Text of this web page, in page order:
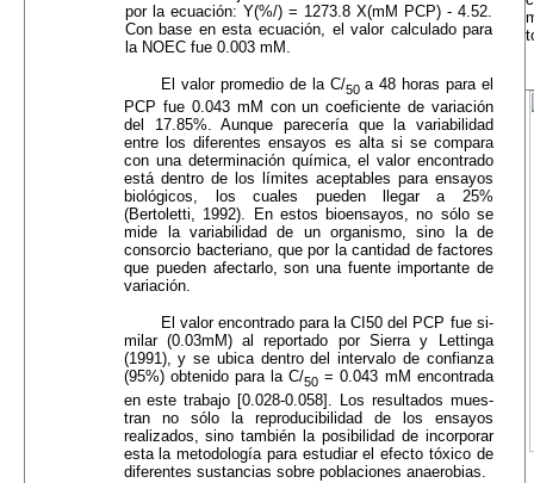
por la ecuación: Y(%/) = 1273.8 X(mM PCP) - 4.52.
Con base en esta ecuación, el valor calculado para
la NOEC fue 0.003 mM.
El valor promedio de la C/50a 48 horas para el
PCP fue 0.043 mM con un coeficiente de varia­ción
del 17.85%. Aunque parecería que la variabi­lidad
entre los diferentes ensayos es alta si se compara
con una determinación química, el valor encontrado
está dentro de los límites aceptables para ensayos
biológicos, los cuales pueden llegar a 25%
(Bertoletti, 1992). En estos bioensayos, no sólo se
mide la variabilidad de un organismo, sino la de
consorcio bacteriano, que por la cantidad de factores
que pueden afectarlo, son una fuente im­portante de
variación.
El valor encontrado para la CI50 del PCP fue si­
milar (0.03mM) al reportado por Sierra y Lettinga
(1991), y se ubica dentro del intervalo de confianza
(95%) obtenido para la C/50 = 0.043 mM encontrada
en este trabajo [0.028-0.058]. Los resultados mues­
tran no sólo la reproducibilidad de los ensayos
realiza­dos, sino también la posibilidad de incorporar
esta la metodología para estudiar el efecto tóxico de
diferen­tes sustancias sobre poblaciones anaerobias.